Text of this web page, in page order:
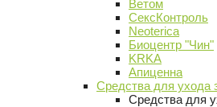
Ветом
СексКонтроль
Neoterica
Биоцентр "Чин"
KRKA
Апиценна
Средства для ухода
Средства для